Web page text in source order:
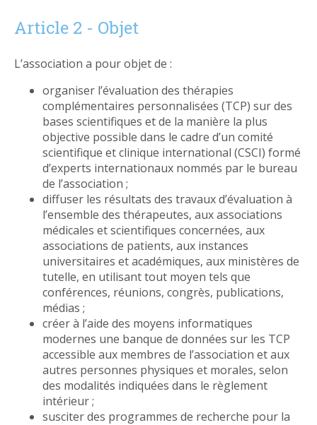
Article 2 - Objet
L’association a pour objet de :
organiser l’évaluation des thérapies
complémentaires personnalisées (TCP) sur des
bases scientifiques et de la manière la plus
objective possible dans le cadre d’un comité
scientifique et clinique international (CSCI) formé
d’experts internationaux nommés par le bureau
de l’association ;
diffuser les résultats des travaux d’évaluation à
l’ensemble des thérapeutes, aux associations
médicales et scientifiques concernées, aux
associations de patients, aux instances
universitaires et académiques, aux ministères de
tutelle, en utilisant tout moyen tels que
conférences, réunions, congrès, publications,
médias ;
créer à l’aide des moyens informatiques
modernes une banque de données sur les TCP
accessible aux membres de l’association et aux
autres personnes physiques et morales, selon
des modalités indiquées dans le règlement
intérieur ;
susciter des programmes de recherche pour la